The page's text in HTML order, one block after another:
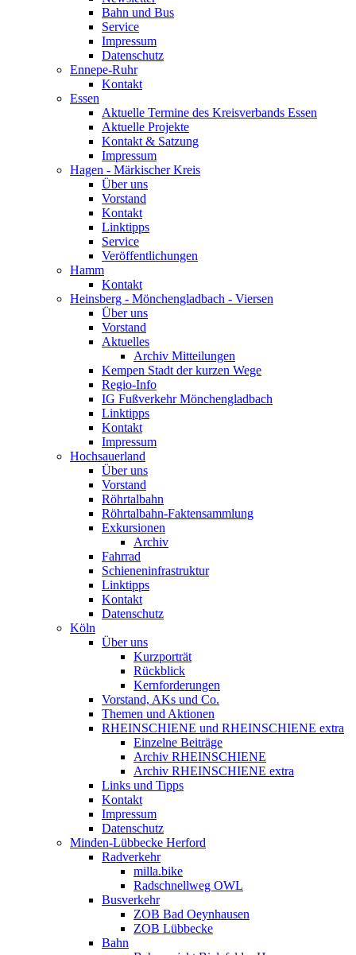
Bahn und Bus
Service
Impressum
Datenschutz
Ennepe-Ruhr
Kontakt
Essen
Aktuelle Termine des Kreisverbands Essen
Aktuelle Projekte
Kontakt & Satzung
Impressum
Hagen - Märkischer Kreis
Über uns
Vorstand
Kontakt
Linktipps
Service
Veröffentlichungen
Hamm
Kontakt
Heinsberg - Mönchengladbach - Viersen
Über uns
Vorstand
Aktuelles
Archiv Mitteilungen
Kempen Stadt der kurzen Wege
Regio-Info
IG Fußverkehr Mönchengladbach
Linktipps
Kontakt
Impressum
Hochsauerland
Über uns
Vorstand
Röhrtalbahn
Röhrtalbahn-Faktensammlung
Exkursionen
Archiv
Fahrrad
Schieneninfrastruktur
Linktipps
Kontakt
Datenschutz
Köln
Über uns
Kurzporträt
Rückblick
Kernforderungen
Vorstand, AKs und Co.
Themen und Aktionen
RHEINSCHIENE und RHEINSCHIENE extra
Einzelne Beiträge
Archiv RHEINSCHIENE
Archiv RHEINSCHIENE extra
Links und Tipps
Kontakt
Impressum
Datenschutz
Minden-Lübbecke Herford
Radverkehr
milla.bike
Radschnellweg OWL
Busverkehr
ZOB Bad Oeynhausen
ZOB Lübbecke
Bahn